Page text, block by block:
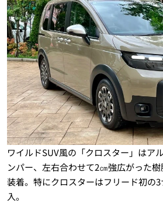
ワイルドSUV風の「クロスター」はア
ンパー、左右合わせて2㎝強広がった
装着。特にクロスターはフリード初の
入。